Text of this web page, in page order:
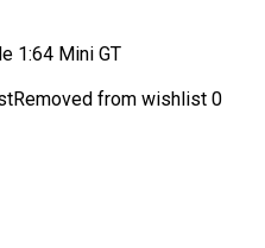
1:64 Mini GT
Removed from wishlist 0